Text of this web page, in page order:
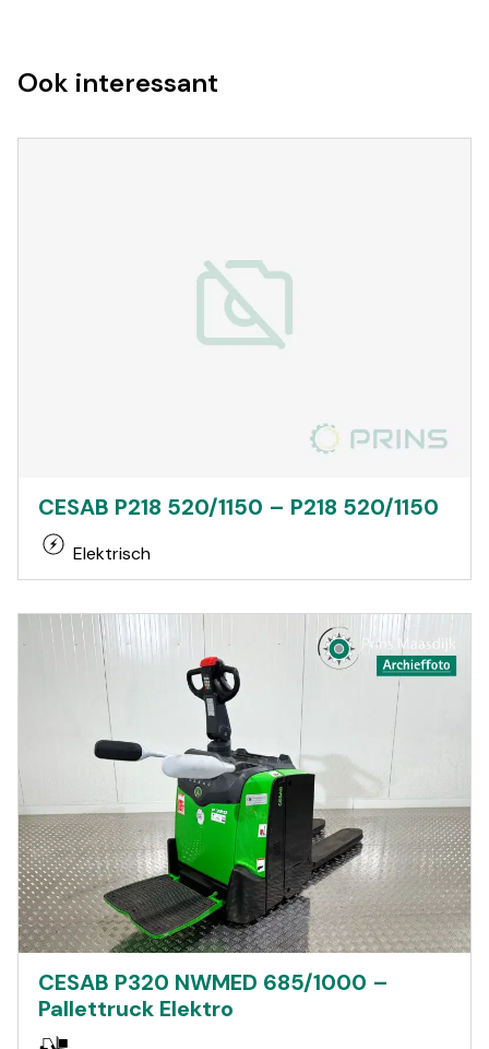
Ook interessant
CESAB P218 520/1150 – P218 520/1150
Elektrisch
CESAB P320 NWMED 685/1000 –
Pallettruck Elektro